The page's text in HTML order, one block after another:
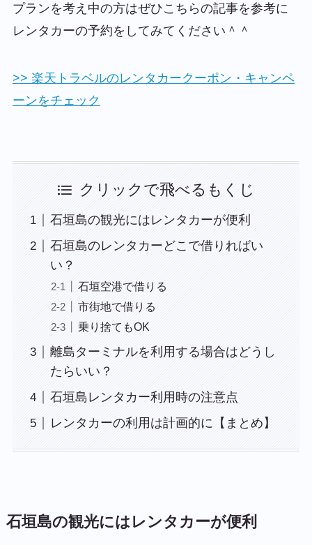
プランを考え中の方はぜひこちらの記事を参考に
レンタカーの予約をしてみてください＾＾
>> 楽天トラベルのレンタカークーポン・キャンペ
ーンをチェック
クリックで飛べるもくじ
石垣島の観光にはレンタカーが便利
石垣島のレンタカーどこで借りればい
い？
石垣空港で借りる
市街地で借りる
乗り捨てもOK
離島ターミナルを利用する場合はどうし
たらいい？
石垣島レンタカー利用時の注意点
レンタカーの利用は計画的に【まとめ】
石垣島の観光にはレンタカーが便利